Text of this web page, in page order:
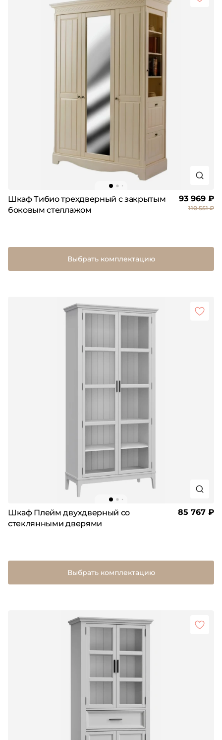
Шкаф Тибио трехдверный с закрытым
боковым стеллажом
93 969 ₽
110 551 ₽
Выбрать комплектацию
Шкаф Плейм двухдверный со
стеклянными дверями
85 767 ₽
Выбрать комплектацию